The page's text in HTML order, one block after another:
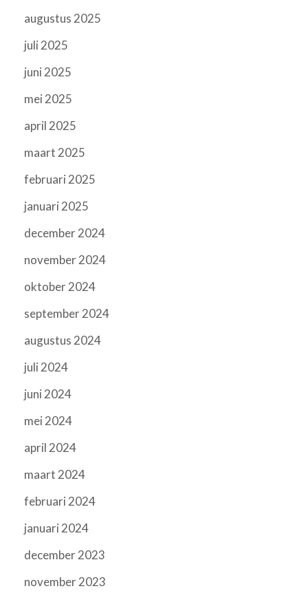
augustus 2025
juli 2025
juni 2025
mei 2025
april 2025
maart 2025
februari 2025
januari 2025
december 2024
november 2024
oktober 2024
september 2024
augustus 2024
juli 2024
juni 2024
mei 2024
april 2024
maart 2024
februari 2024
januari 2024
december 2023
november 2023